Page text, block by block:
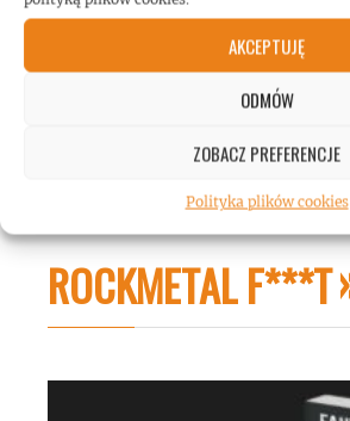
AKCEPTUJĘ
ODMÓW
ZOBACZ PREFERENCJE
Polityka plików cookies
ROCKMETAL F***T